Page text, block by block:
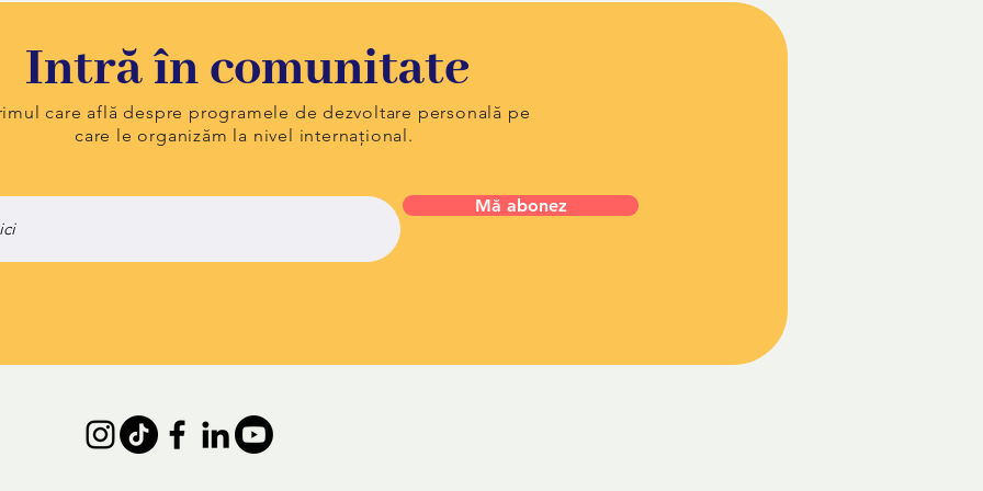
Intră în comunitate
care află despre programele de dezvoltare personală pe
care le organizăm la nivel internațional.
Mă abonez